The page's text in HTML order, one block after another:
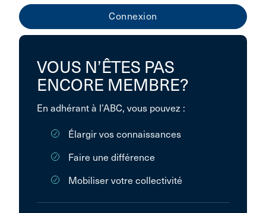
VOUS N’ÊTES PAS
ENCORE MEMBRE?
En adhérant à l’ABC, vous pouvez :
Élargir vos connaissances
Faire une différence
Mobiliser votre collectivité